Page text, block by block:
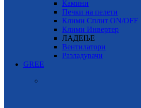
Камини
Печки на пелети
Клими Сплит ON/OFF
Клими Инвертер
ЛАДЕЊЕ
Вентилатори
Разладувачи
GREE